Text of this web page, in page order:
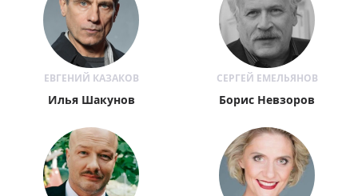
ЕВГЕНИЙ КАЗАКОВ
Илья Шакунов
СЕРГЕЙ ЕМЕЛЬЯНОВ
Борис Невзоров